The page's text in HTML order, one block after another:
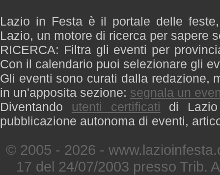
Lazio in Festa è il portale delle
Lazio, un motore di ricerca per sapere
RICERCA: Filtra gli eventi per
Con il calendario puoi selezionare gli
Gli eventi sono curati dalla redazione,
in un'apposita sezione: segnala un
Diventando utenti certificati di
pubblicazione autonoma di eventi,
© 2005 - 2026 -
17 del 24/07/2003 presso Trib.